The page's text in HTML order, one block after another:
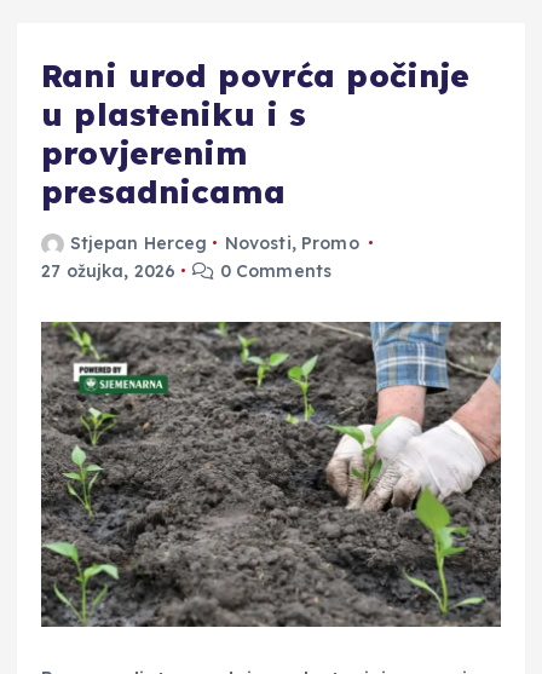
Rani urod povrća počinje
u plasteniku i s
provjerenim
presadnicama
Stjepan Herceg Novosti, Promo
27 ožujka, 2026
0 Comments